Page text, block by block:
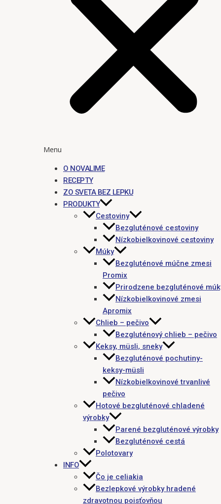
Menu
O NOVALIME
RECEPTY
ZO SVETA BEZ LEPKU
PRODUKTY
Cestoviny
Bezgluténové cestoviny
Nízkobielkovinové cestoviny
Múky
Bezgluténové múčne zmesi
Promix
Prirodzene bezgluténové
Nízkobielkovinové zmesi
Apromix
Chlieb – pečivo
Bezgluténový chlieb – pečivo
Keksy, müsli, sneky
Bezgluténové pochutiny-
keksy-müsli
Nízkobielkovinové trvanlivé
pečivo
Hotové bezgluténové chladené
výrobky
Parené bezgluténové výrobky
Bezgluténové cestá
Polotovary
INFO
Čo je celiakia
Bezlepkové výrobky hradené
zdravotnou poisťovňou